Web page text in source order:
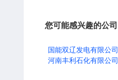
您可能感兴趣的公司
国能双辽发电有限公司
河南丰利石化有限公司